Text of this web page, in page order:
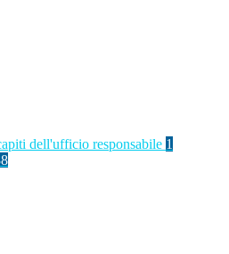
dell'ufficio responsabile 1